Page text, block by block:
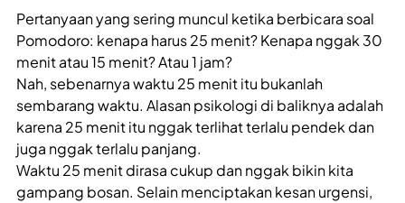
Pertanyaan yang sering muncul ketika berbicara soal
Pomodoro: kenapa harus 25 menit? Kenapa nggak 30
menit atau 15 menit? Atau 1 jam?
Nah, sebenarnya waktu 25 menit itu bukanlah
sembarang waktu. Alasan psikologi di baliknya adalah
karena 25 menit itu nggak terlihat terlalu pendek dan
juga nggak terlalu panjang.
Waktu 25 menit dirasa cukup dan nggak bikin kita
gampang bosan. Selain menciptakan kesan urgensi,